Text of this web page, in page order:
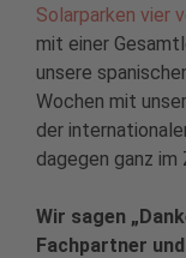
Solarparken vier
mit einer
unsere
Wochen mit
der
dagegen ganz
Wir sagen
Fachpartner